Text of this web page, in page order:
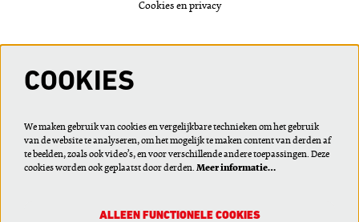
Cookies en privacy
Meld je aan voor de nieuwsbrief of wijzig je voorkeuren
AANMELDEN
COOKIES
We maken gebruik van cookies en vergelijkbare technieken om het gebruik
van de website te analyseren, om het mogelijk te maken content van derden af
te beelden, zoals ook video’s, en voor verschillende andere toepassingen. Deze
cookies worden ook geplaatst door derden. Meer informatie…
ALLEEN FUNCTIONELE COOKIES